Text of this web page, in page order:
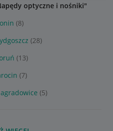
optyczne i nośniki"
(8)
(28)
(13)
(7)
(5)